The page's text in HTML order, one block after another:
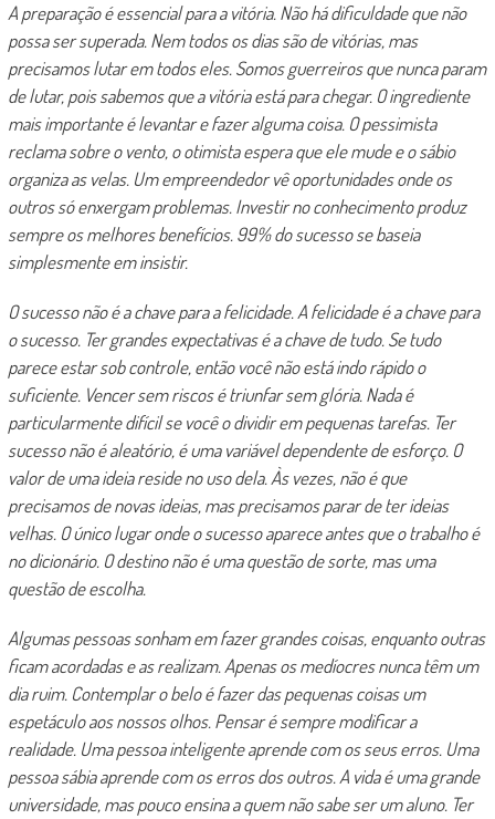
A preparação é essencial para a vitória. Não há dificuldade que não
possa ser superada. Nem todos os dias são de vitórias, mas
precisamos lutar em todos eles. Somos guerreiros que nunca param
de lutar, pois sabemos que a vitória está para chegar. O ingrediente
mais importante é levantar e fazer alguma coisa. O pessimista
reclama sobre o vento, o otimista espera que ele mude e o sábio
organiza as velas. Um empreendedor vê oportunidades onde os
outros só enxergam problemas. Investir no conhecimento produz
sempre os melhores benefícios. 99% do sucesso se baseia
simplesmente em insistir.
O sucesso não é a chave para a felicidade. A felicidade é a chave para
o sucesso. Ter grandes expectativas é a chave de tudo. Se tudo
parece estar sob controle, então você não está indo rápido o
suficiente. Vencer sem riscos é triunfar sem glória. Nada é
particularmente difícil se você o dividir em pequenas tarefas. Ter
sucesso não é aleatório, é uma variável dependente de esforço. O
valor de uma ideia reside no uso dela. Às vezes, não é que
precisamos de novas ideias, mas precisamos parar de ter ideias
velhas. O único lugar onde o sucesso aparece antes que o trabalho é
no dicionário. O destino não é uma questão de sorte, mas uma
questão de escolha.
Algumas pessoas sonham em fazer grandes coisas, enquanto outras
ficam acordadas e as realizam. Apenas os medíocres nunca têm um
dia ruim. Contemplar o belo é fazer das pequenas coisas um
espetáculo aos nossos olhos. Pensar é sempre modificar a
realidade. Uma pessoa inteligente aprende com os seus erros. Uma
pessoa sábia aprende com os erros dos outros. A vida é uma grande
universidade, mas pouco ensina a quem não sabe ser um aluno. Ter